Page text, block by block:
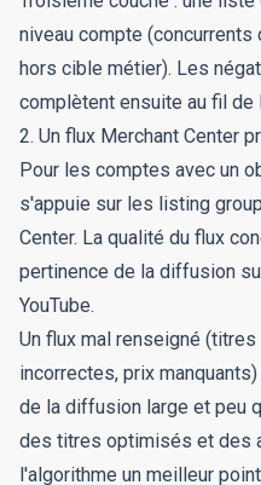
niveau compte
hors cible métier). Les
complètent ensuite au fil de
2. Un flux Merchant Center
Pour les comptes avec un
s'appuie sur les listing
Center. La qualité du flux
pertinence de la diffusion
YouTube.
Un flux mal renseigné
incorrectes, prix
de la diffusion large et peu
des titres optimisés et des
l'algorithme un meilleur